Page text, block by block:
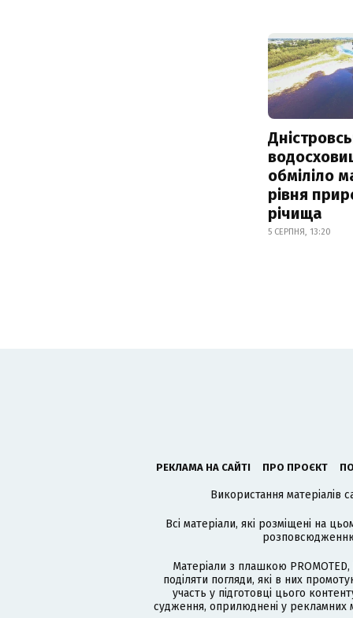
обміліло
рівня
річища
5 СЕРПНЯ, 13:20
РЕКЛАМА НА САЙТІ ПРО ПРОЄКТ
Використання матеріалів
Всі матеріали, які розміщені на
розповсюдженню
Матеріали з плашкою
поділяти погляди, які в них
участь у підготовці цього
судження, оприлюднені у рекламних